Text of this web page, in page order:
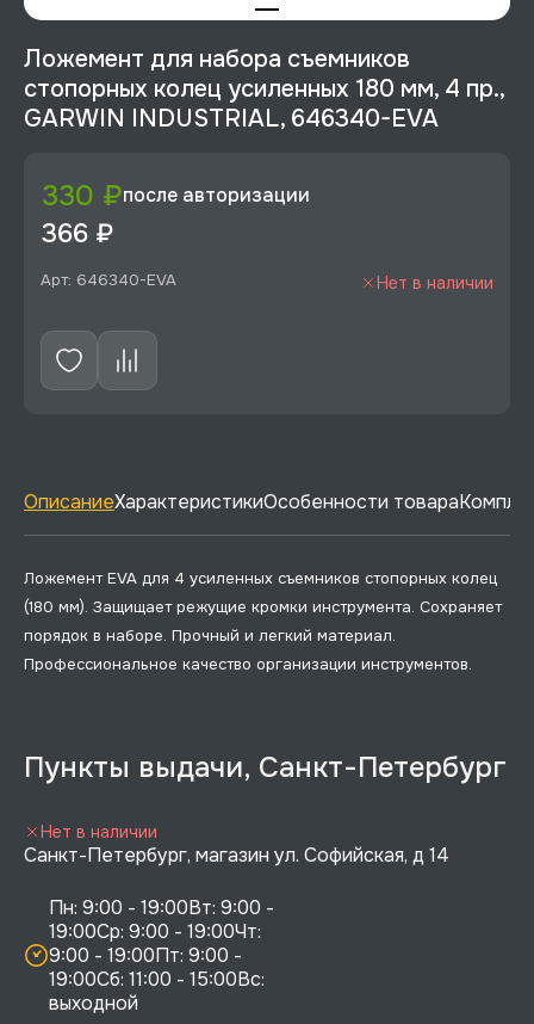
Ложемент для набора съемников
стопорных колец усиленных 180 мм, 4 пр.,
GARWIN INDUSTRIAL, 646340-EVA
330 ₽после авторизации
366 ₽
Арт: 646340-EVA Нет в наличии
ОписаниеХарактеристикиОсобенности товара
Ложемент EVA для 4 усиленных съемников стопорных колец
(180 мм). Защищает режущие кромки инструмента. Сохраняет
порядок в наборе. Прочный и легкий материал.
Профессиональное качество организации инструментов.
Пункты выдачи, Санкт-Петербург
Санкт-Петербург, магазин ул. Софийская, д 14
Пн: 9:00 - 19:00Вт: 9:00 -
19:00Ср: 9:00 - 19:00Чт:
9:00 - 19:00Пт: 9:00 -
19:00Сб: 11:00 - 15:00Вс:
выходной
Нет в наличии